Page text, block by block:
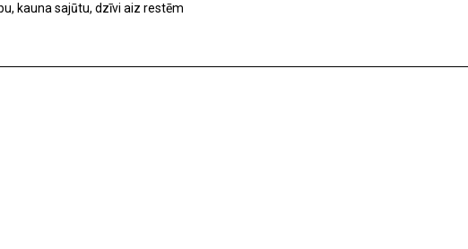
kauna sajūtu, dzīvi aiz restēm